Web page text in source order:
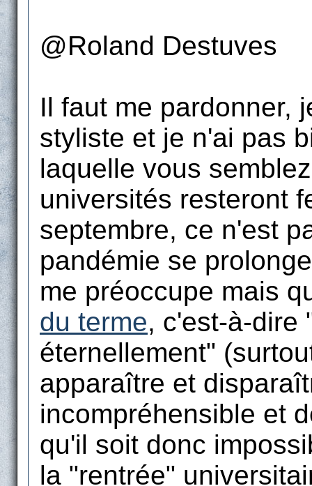
@Roland Destuves
Il faut me pardonner,
styliste et je n'ai pas
laquelle vous
universités resteront
septembre, ce n'est
pandémie se
me préoccupe mais
du terme, c'est-à-dire
éternellement"
apparaître et
incompréhensible et
qu'il soit donc
la "rentrée"